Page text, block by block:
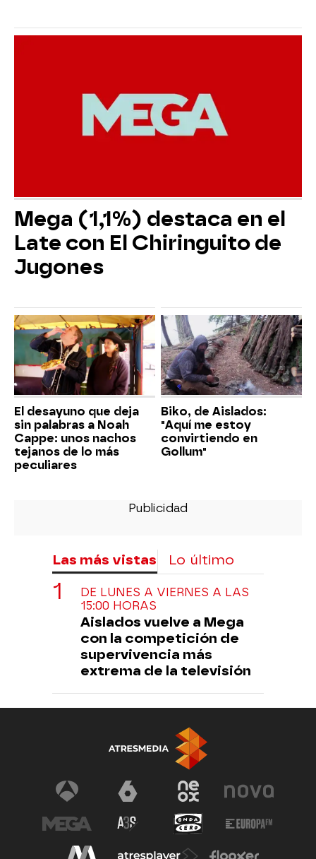
Mega (1,1%) destaca en el
Late con El Chiringuito de
Jugones
El desayuno que deja
sin palabras a Noah
Cappe: unos nachos
tejanos de lo más
peculiares
Biko, de Aislados:
"Aquí me estoy
convirtiendo en
Gollum"
Las más vistas Lo último
DE LUNES A VIERNES A LAS
15:00 HORAS
Aislados vuelve a Mega
con la competición de
supervivencia más
extrema de la televisión